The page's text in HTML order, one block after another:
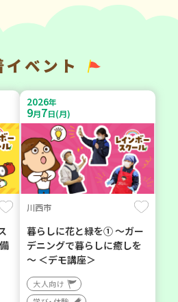
イベント
2026年
9月7日(月)
川西市
暮らしに花と緑を① ～ガー
デニングで暮らしに癒しを
～ ＜デモ講座＞
大人向け